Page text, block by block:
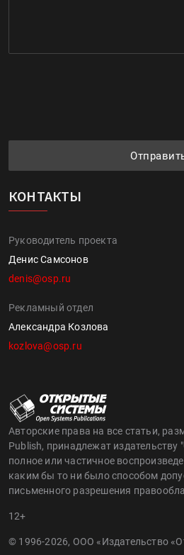
КОНТАКТЫ
Руководитель проекта
Денис Самсонов
denis@osp.ru
Рекламный отдел
Александра Козлова
kozlova@osp.ru
Авторские права на все статьи,
Publish, принадлежат
полное или частичное
каким бы то ни было способом
письменного разрешения
12+
© 1996-2026, ООО «Издательство